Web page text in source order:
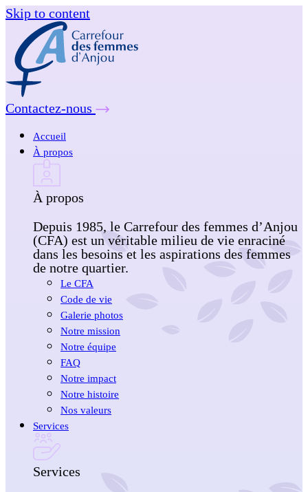
Skip to content
Contactez-nous
Accueil
À propos
À propos
Depuis 1985, le Carrefour des femmes d’Anjou
(CFA) est un véritable milieu de vie enraciné
dans les besoins et les aspirations des femmes
de notre quartier.
Le CFA
Code de vie
Galerie photos
Notre mission
Notre équipe
FAQ
Notre impact
Notre histoire
Nos valeurs
Services
Services